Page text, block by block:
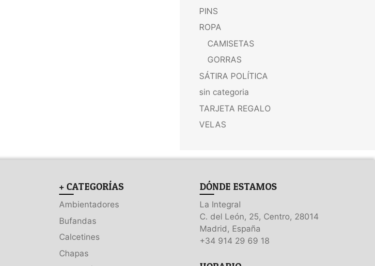
PINS
ROPA
CAMISETAS
GORRAS
SÁTIRA POLÍTICA
sin categoria
TARJETA REGALO
VELAS
+ CATEGORÍAS
Ambientadores
Bufandas
Calcetines
Chapas
DÓNDE ESTAMOS
La Integral
C. del León, 25, Centro, 28014
Madrid, España
+34 914 29 69 18